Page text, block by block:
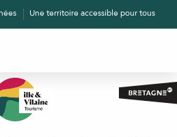
Une territoire accessible pour tous